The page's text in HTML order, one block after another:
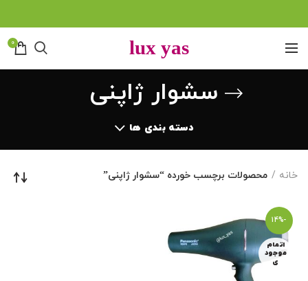
0
سشوار ژاپنی
دسته بندی ها
خانه محصولات برچسب خورده “سشوار ژاپنی”
-14%
اتمام
موجود
ی